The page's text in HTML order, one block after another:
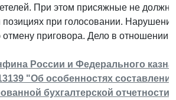
При этом присяжные не
при голосовании.
отмену приговора. Дело в отношении
России и Федерального
"Об особенностях
бухгалтерской